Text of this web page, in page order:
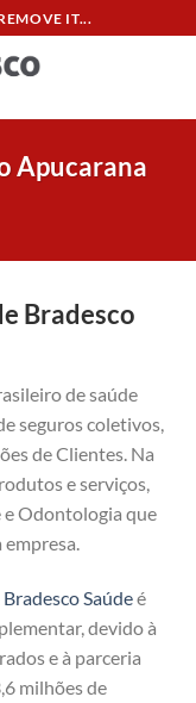
IT...
Apucarana
Bradesco
de saúde
seguros coletivos,
de Clientes. Na
e serviços,
e Odontologia que
empresa.
Bradesco Saúdeé
devido à
e à parceria
milhões de